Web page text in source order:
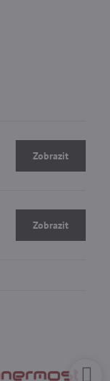
Zobrazit
Zobrazit